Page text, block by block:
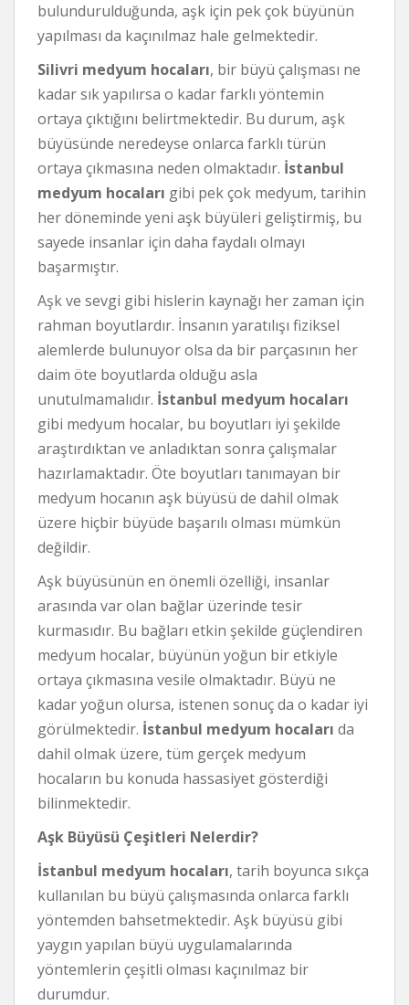
bulundurulduğunda, aşk için pek çok büyünün
yapılması da kaçınılmaz hale gelmektedir.
Silivri medyum hocaları, bir büyü çalışması ne
kadar sık yapılırsa o kadar farklı yöntemin
ortaya çıktığını belirtmektedir. Bu durum, aşk
büyüsünde neredeyse onlarca farklı türün
ortaya çıkmasına neden olmaktadır. İstanbul
medyum hocaları gibi pek çok medyum, tarihin
her döneminde yeni aşk büyüleri geliştirmiş, bu
sayede insanlar için daha faydalı olmayı
başarmıştır.
Aşk ve sevgi gibi hislerin kaynağı her zaman için
rahman boyutlardır. İnsanın yaratılışı fiziksel
alemlerde bulunuyor olsa da bir parçasının her
daim öte boyutlarda olduğu asla
unutulmamalıdır. İstanbul medyum hocaları
gibi medyum hocalar, bu boyutları iyi şekilde
araştırdıktan ve anladıktan sonra çalışmalar
hazırlamaktadır. Öte boyutları tanımayan bir
medyum hocanın aşk büyüsü de dahil olmak
üzere hiçbir büyüde başarılı olması mümkün
değildir.
Aşk büyüsünün en önemli özelliği, insanlar
arasında var olan bağlar üzerinde tesir
kurmasıdır. Bu bağları etkin şekilde güçlendiren
medyum hocalar, büyünün yoğun bir etkiyle
ortaya çıkmasına vesile olmaktadır. Büyü ne
kadar yoğun olursa, istenen sonuç da o kadar iyi
görülmektedir. İstanbul medyum hocaları da
dahil olmak üzere, tüm gerçek medyum
hocaların bu konuda hassasiyet gösterdiği
bilinmektedir.
Aşk Büyüsü Çeşitleri Nelerdir?
İstanbul medyum hocaları, tarih boyunca sıkça
kullanılan bu büyü çalışmasında onlarca farklı
yöntemden bahsetmektedir. Aşk büyüsü gibi
yaygın yapılan büyü uygulamalarında
yöntemlerin çeşitli olması kaçınılmaz bir
durumdur.